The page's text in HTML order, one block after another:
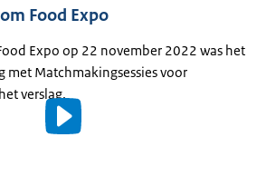
Food Expo
Expo op 22 november 2022 was het
met Matchmakingsessies voor
verslag.